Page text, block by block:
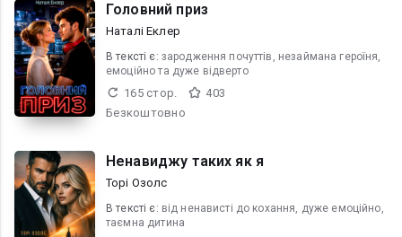
Головний приз
Наталі Еклер
В текcті є: зародження почуттів, незаймана героїня,
емоційно та дуже відверто
165 стор.
403
Безкоштовно
Ненавиджу таких як я
Торі Озолс
В текcті є: від ненависті до кохання, дуже емоційно,
таємна дитина